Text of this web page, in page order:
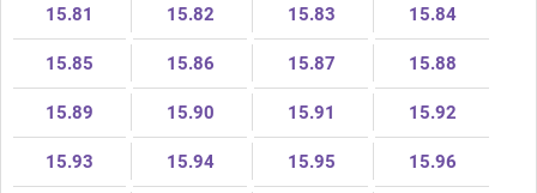
15.81 15.82 15.83 15.84
15.85 15.86 15.87 15.88
15.89 15.90 15.91 15.92
15.93 15.94 15.95 15.96